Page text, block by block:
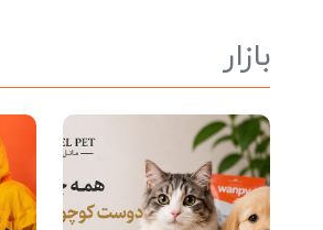
بازار